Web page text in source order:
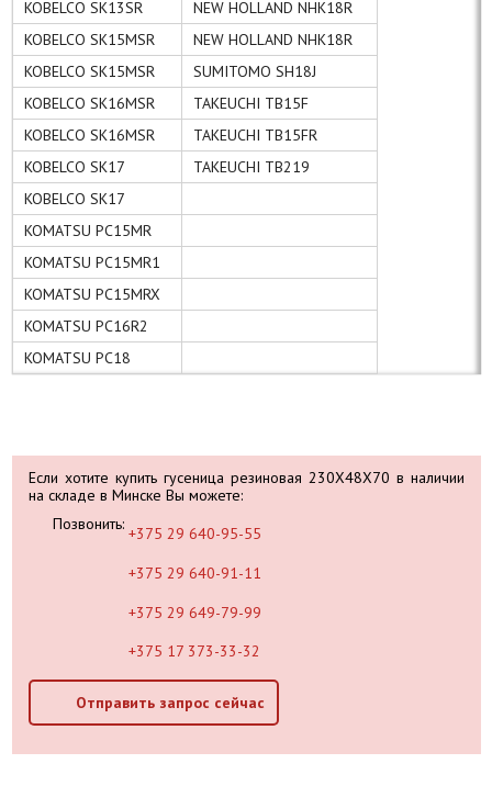
KOBELCO SK13SR
NEW HOLLAND NHK18R
KOBELCO SK15MSR
NEW HOLLAND NHK18R
KOBELCO SK15MSR
SUMITOMO SH18J
KOBELCO SK16MSR
TAKEUCHI TB15F
KOBELCO SK16MSR
TAKEUCHI TB15FR
KOBELCO SK17
TAKEUCHI TB219
KOBELCO SK17
KOMATSU PC15MR
KOMATSU PC15MR1
KOMATSU PC15MRX
KOMATSU PC16R2
KOMATSU PC18
Если хотите купить гусеница резиновая 230X48X70 в наличии
на складе в Минске Вы можете:
Позвонить:
+375 29 640-95-55
+375 29 640-91-11
+375 29 649-79-99
+375 17 373-33-32
Отправить запрос сейчас